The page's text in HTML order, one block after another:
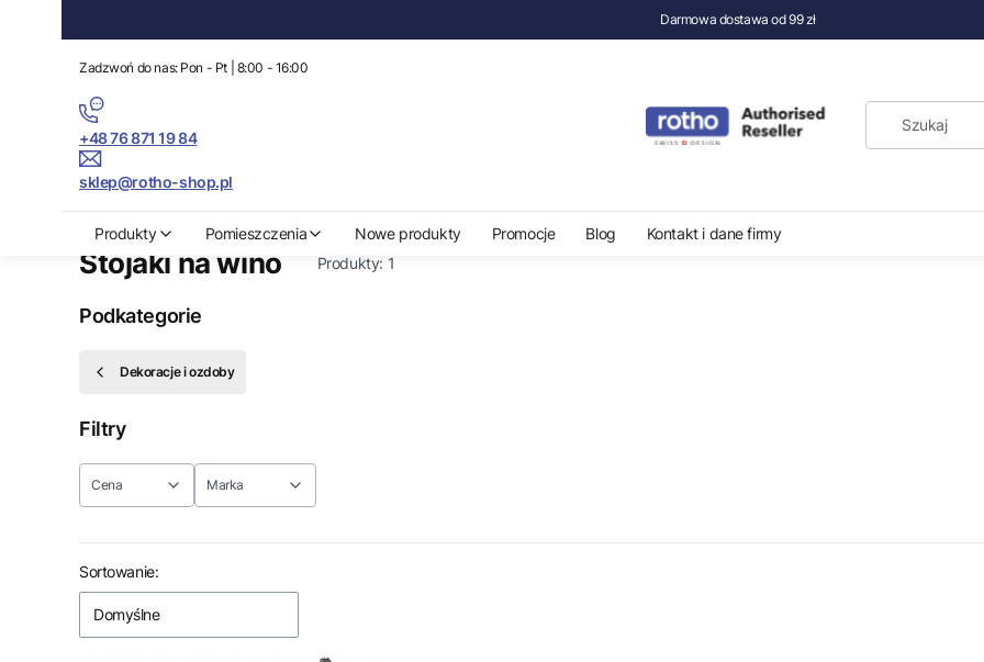
Darmowa dostawa od 99 zł
Zadzwoń do nas: Pon - Pt | 8:00 - 16:00
+48 76 871 19 84
sklep@rotho-shop.pl
Produkty Pomieszczenia Nowe produkty Promocje Blog Kontakt i dane firmy
Stojaki na wino Produkty: 1
Podkategorie
Dekoracje i ozdoby
Filtry
Cena Marka
Lista produktów
Sortowanie:
Domyślne